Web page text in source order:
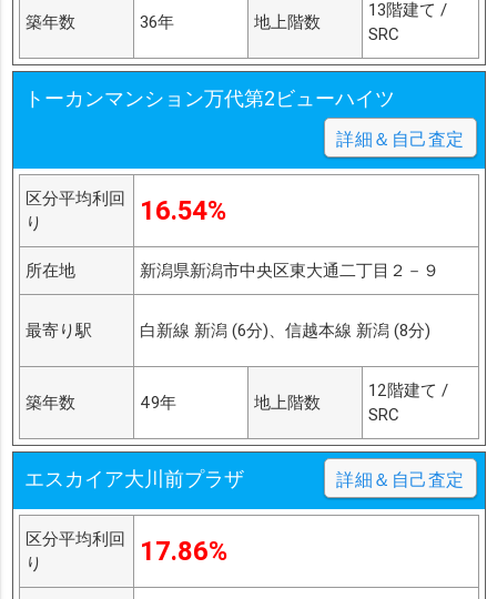
築年数 36年 地上階数
13階建て /
SRC
トーカンマンション万代第2ビューハイツ
詳細＆自己査定
区分平均利回
り
16.54%
所在地 新潟県新潟市中央区東大通二丁目２－９
最寄り駅 白新線 新潟 (6分)、信越本線 新潟 (8分)
築年数 49年 地上階数
12階建て /
SRC
エスカイア大川前プラザ 詳細＆自己査定
区分平均利回
り
17.86%